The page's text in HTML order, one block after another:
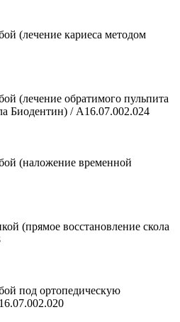
(лечение кариеса методом
(лечение обратимого пульпита
Биодентин) / А16.07.002.024
(наложение временной
(прямое восстановление скола
под ортопедическую